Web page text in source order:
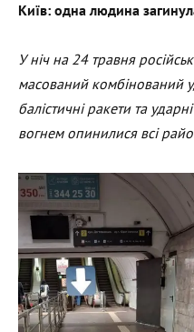
Київ: одна людина
У ніч на 24 травня
масований комбінований
балістичні ракети та
вогнем опинилися всі